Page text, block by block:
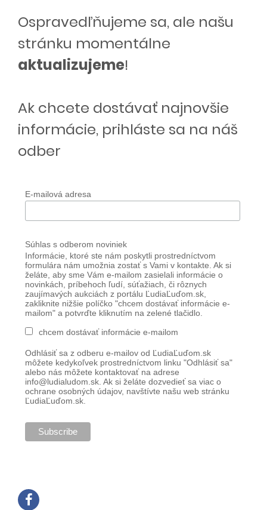
Ospravedľňujeme sa, ale našu
stránku momentálne
aktualizujeme!
Ak chcete dostávať najnovšie
informácie, prihláste sa na náš
odber
E-mailová adresa
Súhlas s odberom noviniek
Informácie, ktoré ste nám poskytli prostredníctvom
formulára nám umožnia zostať s Vami v kontakte. Ak si
želáte, aby sme Vám e-mailom zasielali informácie o
novinkách, príbehoch ľudí, súťažiach, či rôznych
zaujímavých aukciách z portálu ĽudiaĽuďom.sk,
zakliknite nižšie políčko "chcem dostávať informácie e-
mailom" a potvrďte kliknutím na zelené tlačidlo.
chcem dostávať informácie e-mailom
Odhlásiť sa z odberu e-mailov od ĽudiaĽuďom.sk
môžete kedykoľvek prostredníctvom linku "Odhlásiť sa"
alebo nás môžete kontaktovať na adrese
info@ludialudom.sk. Ak si želáte dozvedieť sa viac o
ochrane osobných údajov, navštívte našu web stránku
ĽudiaĽuďom.sk.